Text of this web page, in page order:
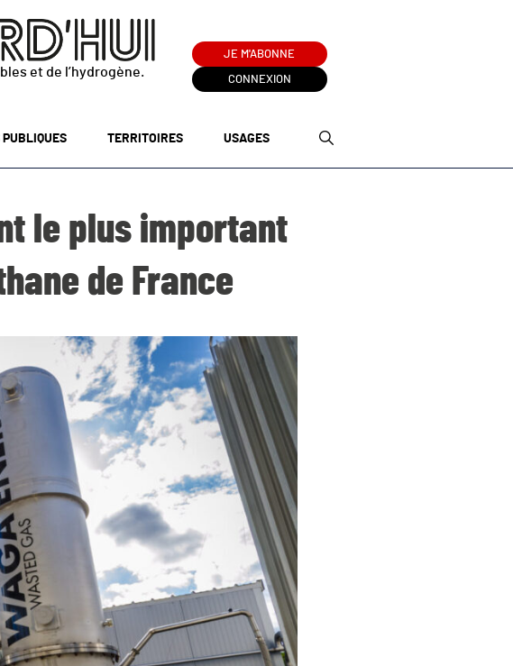
et de l’hydrogène.
JE M'ABONNE
CONNEXION
PUBLIQUES TERRITOIRES USAGES
le plus important
de France